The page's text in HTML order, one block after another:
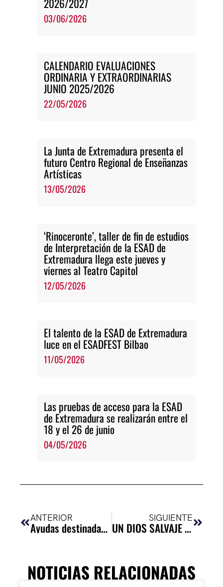
2026/2027
03/06/2026
CALENDARIO EVALUACIONES
ORDINARIA Y EXTRAORDINARIAS
JUNIO 2025/2026
22/05/2026
La Junta de Extremadura presenta el
futuro Centro Regional de Enseñanzas
Artísticas
13/05/2026
‘Rinoceronte’, taller de fin de estudios
de Interpretación de la ESAD de
Extremadura llega este jueves y
viernes al Teatro Capitol
12/05/2026
El talento de la ESAD de Extremadura
luce en el ESADFEST Bilbao
11/05/2026
Las pruebas de acceso para la ESAD
de Extremadura se realizarán entre el
18 y el 26 de junio
04/05/2026
ANTERIOR
Ayudas destinadas al funcionamiento de espacios escénicos de gestión privada
SIGUIENTE
UN DIOS SALVAJE (Yasmina Reza). TALLER FIN DE ESTUDIOS ESAD DE EXTREMADURA. DIRECCIÓN ESCÉNICA Y DRAMATURGIA 2016-2017. 3 DE NOVIEMBRE DE 2017. LÓPEZ DE AYALA DE BADAJOZ.
NOTICIAS RELACIONADAS